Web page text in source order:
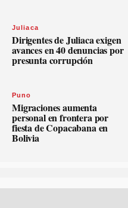
Juliaca
Dirigentes de Juliaca exigen
avances en 40 denuncias por
presunta corrupción
Puno
Migraciones aumenta
personal en frontera por
fiesta de Copacabana en
Bolivia